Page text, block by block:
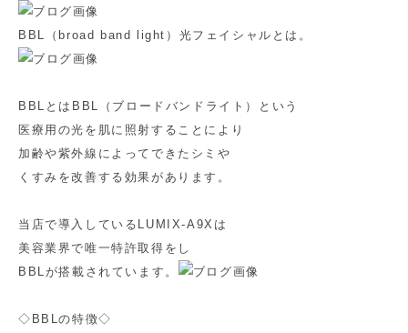
BBL（broad band light）光フェイシャルとは。
BBLとはBBL（ブロードバンドライト）という
医療用の光を肌に照射することにより
加齢や紫外線によってできたシミや
くすみを改善する効果があります。
当店で導入しているLUMIX-A9Xは
美容業界で唯一特許取得をし
BBLが搭載されています。
◇BBLの特徴◇